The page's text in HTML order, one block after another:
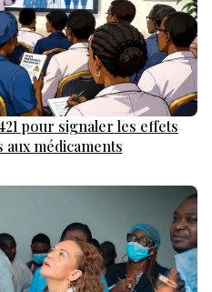
pour signaler les effets
aux médicaments